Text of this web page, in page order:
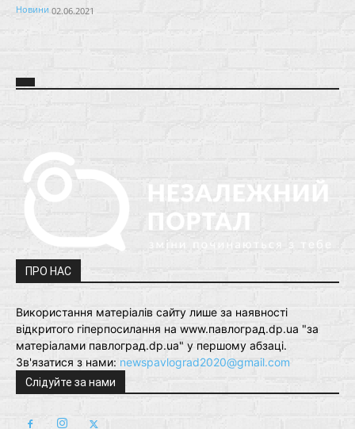
Новини 02.06.2021
ПРО НАС
Використання матеріалів сайту лише за наявності
відкритого гіперпосилання на www.павлоград.dp.ua "за
матеріалами павлоград.dp.ua" у першому абзаці.
Зв'язатися з нами: newspavlograd2020@gmail.com
Слідуйте за нами